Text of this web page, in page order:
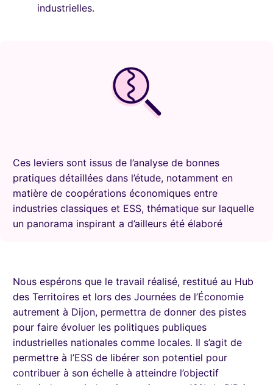
industrielles.
Ces leviers sont issus de l’analyse de bonnes
pratiques détaillées dans l’étude, notamment en
matière de coopérations économiques entre
industries classiques et ESS, thématique sur laquelle
un panorama inspirant a d’ailleurs été élaboré
Nous espérons que le travail réalisé, restitué au Hub
des Territoires et lors des Journées de l’Économie
autrement à Dijon, permettra de donner des pistes
pour faire évoluer les politiques publiques
industrielles nationales comme locales. Il s’agit de
permettre à l’ESS de libérer son potentiel pour
contribuer à son échelle à atteindre l’objectif